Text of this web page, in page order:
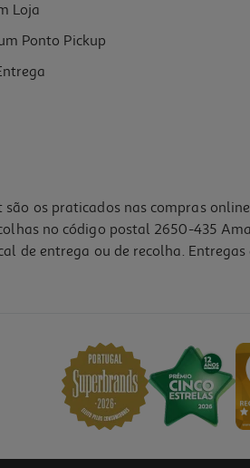
Loja
Ponto Pickup
os praticados nas compras
no código postal 2650-435
de entrega ou de recolha.